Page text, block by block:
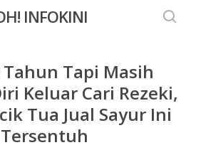
INFOKINI
Tahun Tapi Masih
Keluar Cari Rezeki,
Tua Jual Sayur Ini